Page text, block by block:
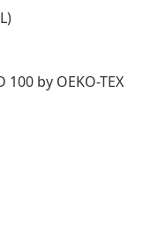
by OEKO-TEX